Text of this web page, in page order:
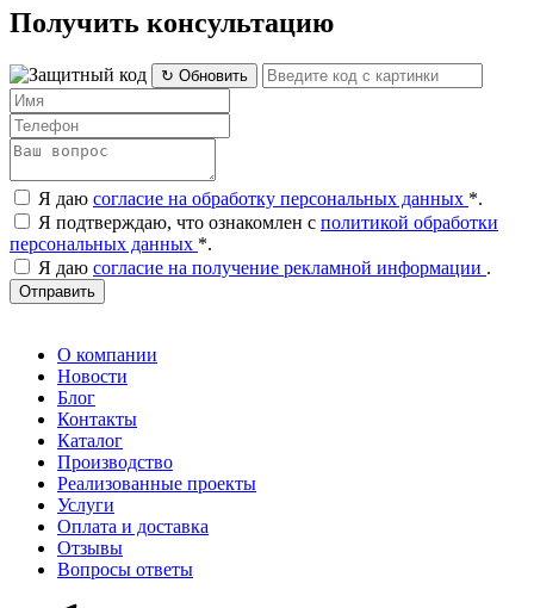
Получить консультацию
↻ Обновить
Я даю согласие на обработку персональных данных *.
Я подтверждаю, что ознакомлен с политикой обработки
персональных данных *.
Я даю согласие на получение рекламной информации .
Отправить
О компании
Новости
Блог
Контакты
Каталог
Производство
Реализованные проекты
Услуги
Оплата и доставка
Отзывы
Вопросы ответы